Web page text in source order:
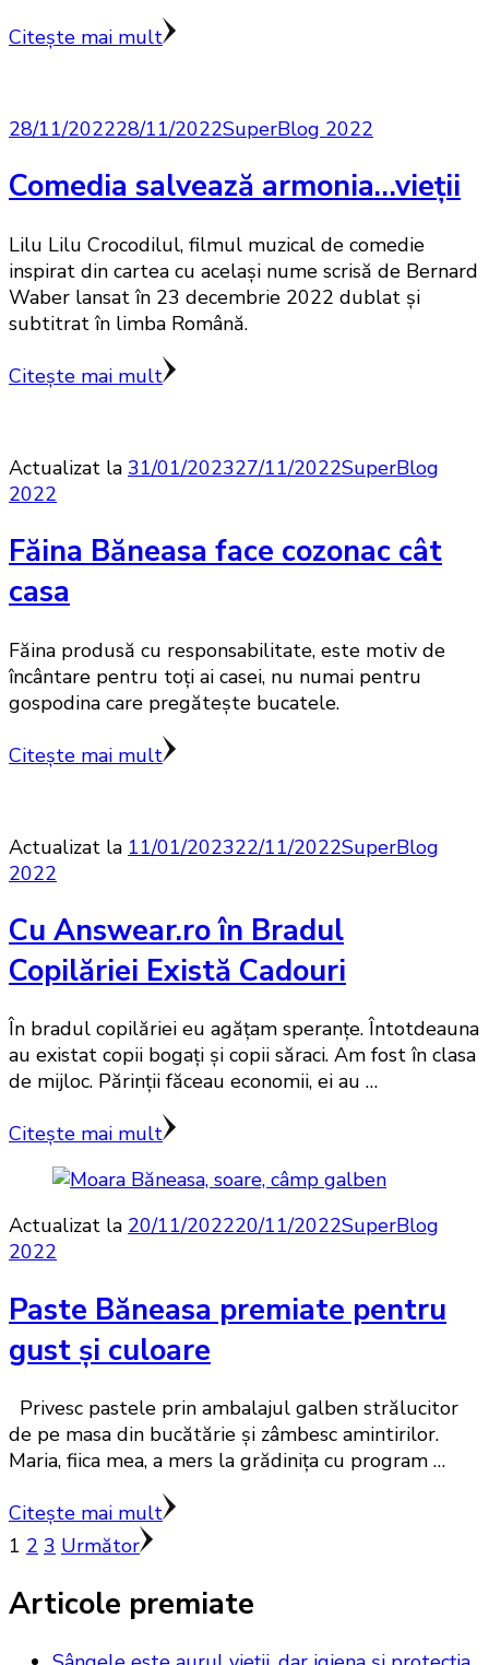
Citește mai mult
28/11/202228/11/2022SuperBlog 2022
Comedia salvează armonia…vieţii
Lilu Lilu Crocodilul, filmul muzical de comedie
inspirat din cartea cu acelaşi nume scrisă de Bernard
Waber lansat în 23 decembrie 2022 dublat și
subtitrat în limba Română.
Citește mai mult
Actualizat la 31/01/202327/11/2022SuperBlog
2022
Făina Băneasa face cozonac cât
casa
Făina produsă cu responsabilitate, este motiv de
încântare pentru toţi ai casei, nu numai pentru
gospodina care pregăteşte bucatele.
Citește mai mult
Actualizat la 11/01/202322/11/2022SuperBlog
2022
Cu Answear.ro în Bradul
Copilăriei Există Cadouri
În bradul copilăriei eu agăţam speranţe. Întotdeauna
au existat copii bogaţi şi copii săraci. Am fost în clasa
de mijloc. Părinţii făceau economii, ei au …
Citește mai mult
Actualizat la 20/11/202220/11/2022SuperBlog
2022
Paste Băneasa premiate pentru
gust şi culoare
Privesc pastele prin ambalajul galben strălucitor
de pe masa din bucătărie şi zâmbesc amintirilor.
Maria, fiica mea, a mers la grădiniţa cu program …
Citește mai mult
Paginație
articole
Pagină
1 Pagină
2 Pagină
3 Următor
Articole premiate